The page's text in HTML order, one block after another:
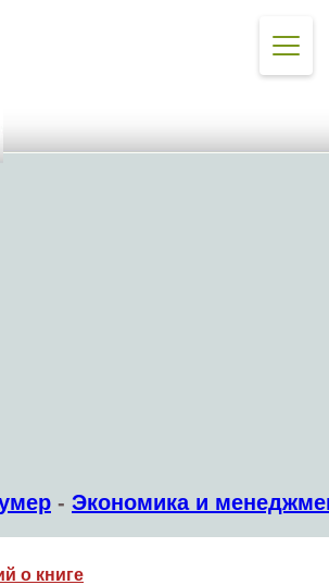
- Экономика и
о книге